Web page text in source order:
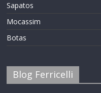
Sapatos
Mocassim
Botas
Blog Ferricelli